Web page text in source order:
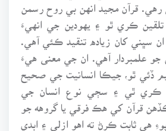
رهي. قرآن مجيد انهن بي روح رسمن
ڪري ٿو ۽ يهودين جي انهيءَ
سڀني کان زياده تنقيد ڪئي آهي.
جو علمبردار آهي. ان جي معنى هيءَ
ڏئي ٿو، جيڪا انسانيت جي صحيح
ٿي ۽ سڄي نوع انسان جي
قرآن کي هڪ فرقي يا گروهه جو
هي ثابت ڪرڻ ته اهو ازلي ۽ ابدي